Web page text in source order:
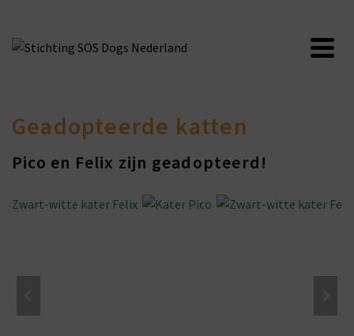
Geadopteerde katten
Pico en Felix zijn geadopteerd!